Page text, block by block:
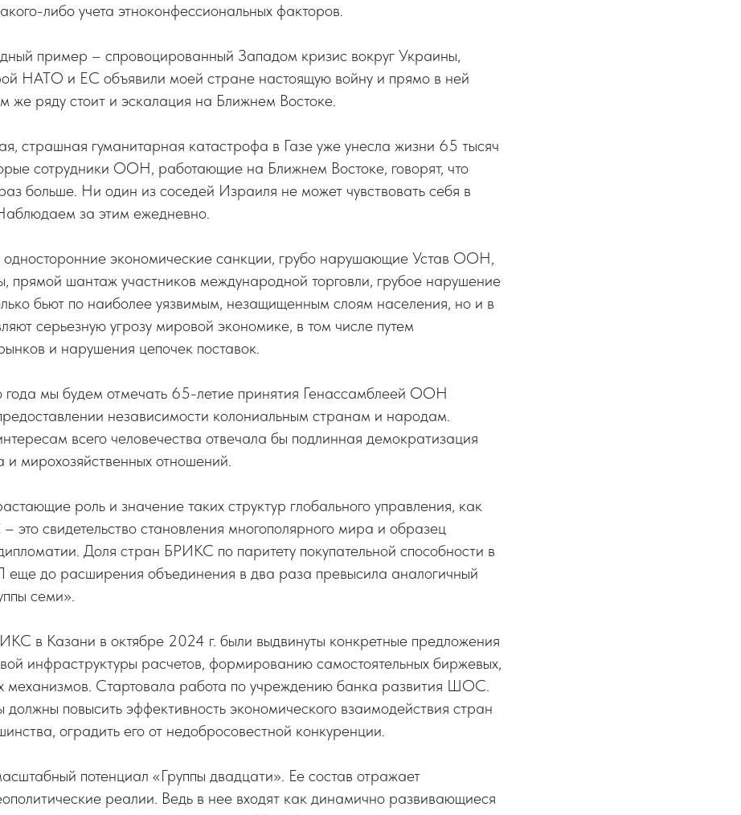
либо учета этноконфессиональных факторов.
пример – спровоцированный Западом кризис вокруг Украины,
НАТО и ЕС объявили моей стране настоящую войну и прямо в ней
же ряду стоит и эскалация на Ближнем Востоке.
страшная гуманитарная катастрофа в Газе уже унесла жизни 65 тысяч
сотрудники ООН, работающие на Ближнем Востоке, говорят, что
больше. Ни один из соседей Израиля не может чувствовать себя в
за этим ежедневно.
односторонние экономические санкции, грубо нарушающие Устав ООН,
прямой шантаж участников международной торговли, грубое нарушение
бьют по наиболее уязвимым, незащищенным слоям населения, но и в
серьезную угрозу мировой экономике, в том числе путем
и нарушения цепочек поставок.
года мы будем отмечать 65-летие принятия Генассамблеей ООН
независимости колониальным странам и народам.
всего человечества отвечала бы подлинная демократизация
и мирохозяйственных отношений.
роль и значение таких структур глобального управления, как
свидетельство становления многополярного мира и образец
Доля стран БРИКС по паритету покупательной способности в
еще до расширения объединения в два раза превысила аналогичный
семи».
в Казани в октябре 2024 г. были выдвинуты конкретные предложения
инфраструктуры расчетов, формированию самостоятельных биржевых,
механизмов. Стартовала работа по учреждению банка развития ШОС.
повысить эффективность экономического взаимодействия стран
оградить его от недобросовестной конкуренции.
потенциал «Группы двадцати». Ее состав отражает
реалии. Ведь в нее входят как динамично развивающиеся